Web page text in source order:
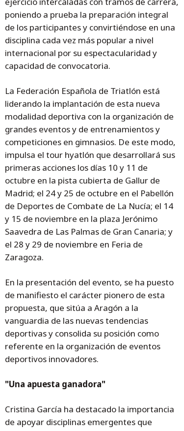
poniendo a prueba la preparación integral
de los participantes y convirtiéndose en una
disciplina cada vez más popular a nivel
internacional por su espectacularidad y
capacidad de convocatoria.
La Federación Española de Triatlón está
liderando la implantación de esta nueva
modalidad deportiva con la organización de
grandes eventos y de entrenamientos y
competiciones en gimnasios. De este modo,
impulsa el tour hyatlón que desarrollará sus
primeras acciones los días 10 y 11 de
octubre en la pista cubierta de Gallur de
Madrid; el 24 y 25 de octubre en el Pabellón
de Deportes de Combate de La Nucía; el 14
y 15 de noviembre en la plaza Jerónimo
Saavedra de Las Palmas de Gran Canaria; y
el 28 y 29 de noviembre en Feria de
Zaragoza.
En la presentación del evento, se ha puesto
de manifiesto el carácter pionero de esta
propuesta, que sitúa a Aragón a la
vanguardia de las nuevas tendencias
deportivas y consolida su posición como
referente en la organización de eventos
deportivos innovadores.
"Una apuesta ganadora"
Cristina García ha destacado la importancia
de apoyar disciplinas emergentes que